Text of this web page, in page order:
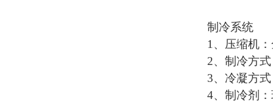
制冷系统
1、压缩机
2、制冷方
3、冷凝方
4、制冷剂